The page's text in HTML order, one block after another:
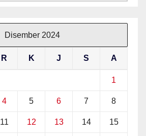
Disember 2024
R K J S A
1
4 5 6 7 8
11 12 13 14 15